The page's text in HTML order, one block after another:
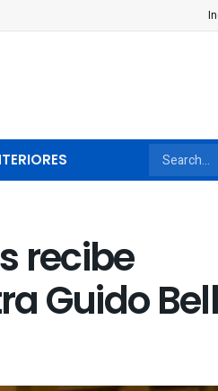
recibe
Guido